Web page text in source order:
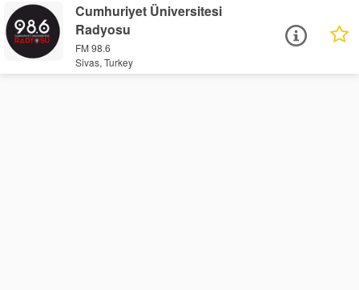
Cumhuriyet Üniversitesi
Radyosu
FM 98.6
Sivas, Turkey